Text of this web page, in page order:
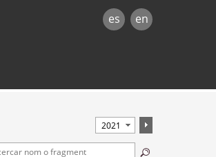
es en